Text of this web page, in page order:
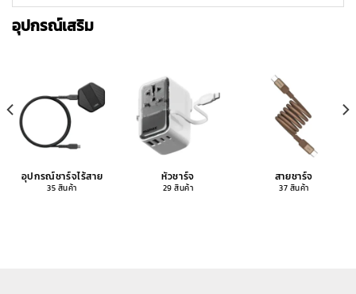
อุปกรณ์เสริม
อุปกรณ์ชาร์จไร้สาย
35 สินค้า
หัวชาร์จ
29 สินค้า
สายชาร์จ
37 สินค้า